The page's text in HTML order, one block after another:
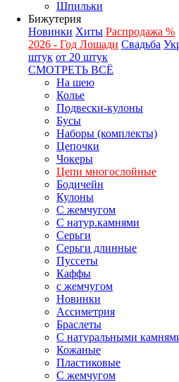
Шпильки
Бижутерия
Новинки Хиты Распродажа %
2026 - Год Лошади Свадьба
штук от 20 штук
СМОТРЕТЬ ВСЁ
На шею
Колье
Подвески-кулоны
Бусы
Наборы (комплекты)
Цепочки
Чокеры
Цепи многослойные
Бодичейн
Кулоны
С жемчугом
С натур.камнями
Серьги
Серьги длинные
Пуссеты
Каффы
с жемчугом
Новинки
Ассиметрия
Браслеты
С натуральными
Кожаные
Пластиковые
С жемчугом